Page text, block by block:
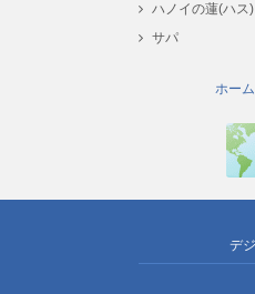
ハノイの蓮(ハス)
サパ
ホーム
デ